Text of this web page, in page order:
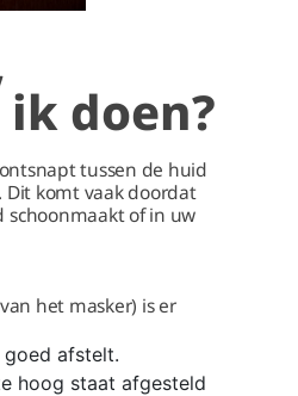
doen?
tussen de huid
Dit komt vaak doordat
schoonmaakt of in uw
het masker) is er
afstelt.
hoog staat afgesteld